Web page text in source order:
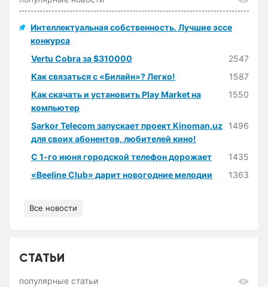
Интеллектуальная собственность. Лучшие эссе
конкурса
Vertu Cobra за $310000
2547
Как связаться с «Билайн»? Легко!
1587
Как скачать и установить Play Market на
компьютер
1550
Sarkor Telecom запускает проект Kinoman.uz
для своих абонентов, любителей кино!
1496
С 1-го июня городской телефон дорожает
1435
«Beeline Club» дарит новогодние мелодии
1363
Все новости
СТАТЬИ
популярные статьи